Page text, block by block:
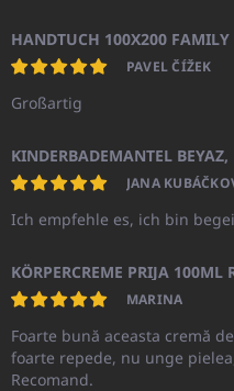
HANDTUCH 100X200
PAVEL ČÍŽEK
Großartig
JANA
Ich empfehle es, ich bin
KÖRPERCREME PRIJA 100ML
MARINA
Foarte bună aceasta cremă
foarte repede, nu unge
Recomand.